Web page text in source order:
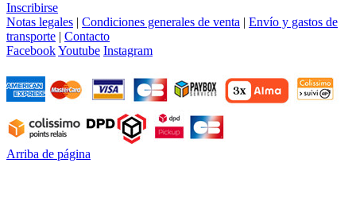
Inscribirse
Notas legales | Condiciones generales de venta | Envío y gastos de
transporte | Contacto
FacebookYoutube Instagram
Arriba de página